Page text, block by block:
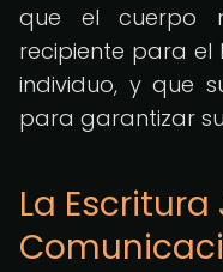
que el cuerpo
recipiente para el
individuo, y que
para garantizar
La